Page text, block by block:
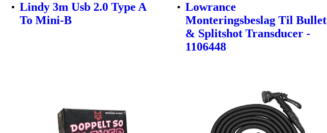
Lindy 3m Usb 2.0 Type A
To Mini-B
Lowrance
Monteringsbeslag Til Bullet
& Splitshot Transducer -
1106448